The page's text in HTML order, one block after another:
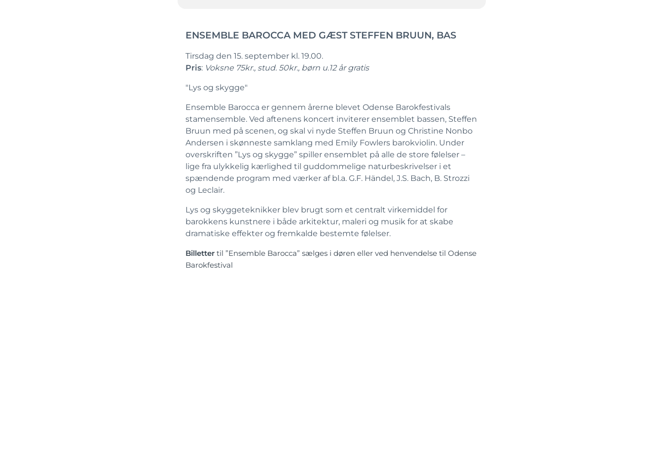
ENSEMBLE BAROCCA MED GÆST STEFFEN BRUUN, BAS
Tirsdag den 15. september kl. 19.00.
Pris: Voksne 75kr., stud. 50kr., børn u.12 år gratis
"Lys og skygge"
Ensemble Barocca er gennem årerne blevet Odense Barokfestivals
stamensemble. Ved aftenens koncert inviterer ensemblet bassen, Steffen
Bruun med på scenen, og skal vi nyde Steffen Bruun og Christine Nonbo
Andersen i skønneste samklang med Emily Fowlers barokviolin. Under
overskriften ”Lys og skygge” spiller ensemblet på alle de store følelser –
lige fra ulykkelig kærlighed til guddommelige naturbeskrivelser i et
spændende program med værker af bl.a. G.F. Händel, J.S. Bach, B. Strozzi
og Leclair.
Lys og skyggeteknikker blev brugt som et centralt virkemiddel for
barokkens kunstnere i både arkitektur, maleri og musik for at skabe
dramatiske effekter og fremkalde bestemte følelser.
Billetter til ”Ensemble Barocca” sælges i døren eller ved henvendelse til Odense
Barokfestival